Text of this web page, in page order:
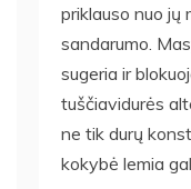
priklauso nuo jų
sandarumo.
sugeria ir
tuščiavidurės
ne tik durų
kokybė lemia